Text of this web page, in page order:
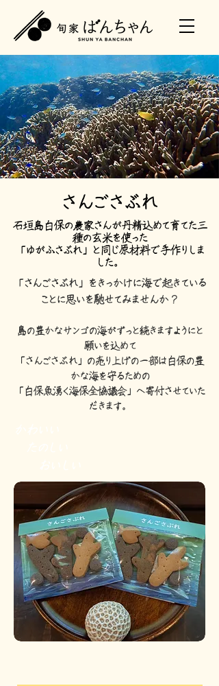
さんごさぶれ
石垣島白保の農家さんが丹精込めて育てた三
種の玄米を使った
​「ゆがふさぶれ」と同じ原材料で手作りしま
した。
「さんごさぶれ」をきっかけに海で起きている
ことに思いを馳せてみませんか？
島の豊かなサンゴの海がずっと続きますようにと
願いを込めて
「さんごさぶれ」の売り上げの一部は白保の豊
かな海を守るための
「白保魚湧く海保全協議会」へ寄付させていた
だきます。